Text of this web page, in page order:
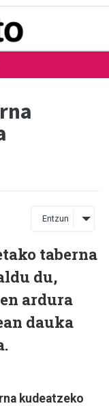
Entzun
taberna
du,
ardura
dauka
kudeatzeko